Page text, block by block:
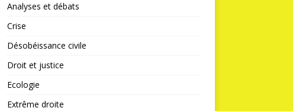
Analyses et débats
Crise
Désobéissance civile
Droit et justice
Ecologie
Extrême droite